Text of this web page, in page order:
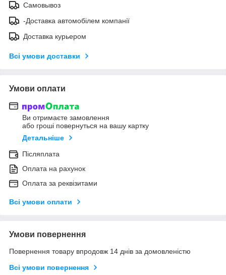
Самовывоз
-Доставка автомобілем компанії
Доставка курьером
Всі умови доставки
Умови оплати
Ви отримаєте замовлення
або гроші повернуться на вашу картку
Детальніше
Післяплата
Оплата на рахунок
Оплата за реквізитами
Всі умови оплати
Умови повернення
Повернення товару впродовж 14 днів за домовленістю
Всі умови повернення